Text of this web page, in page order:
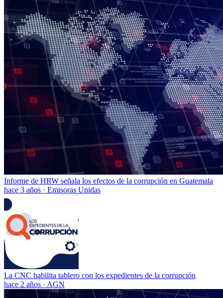
Informe de HRW señala los efectos de la corrupción en Guatemala
hace 3 años · Emisoras Unidas
La CNC habilita tablero con los expedientes de la corrupción
hace 2 años · AGN